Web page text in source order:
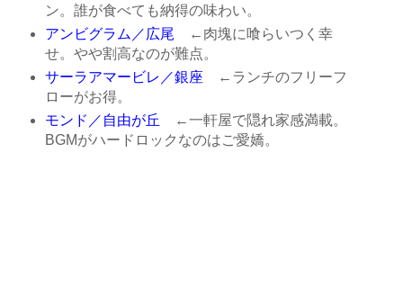
ン。誰が食べても納得の味わい。
アンビグラム／広尾 ←肉塊に喰らいつく幸
せ。やや割高なのが難点。
サーラアマービレ／銀座 ←ランチのフリーフ
ローがお得。
モンド／自由が丘 ←一軒屋で隠れ家感満載。
BGMがハードロックなのはご愛嬌。